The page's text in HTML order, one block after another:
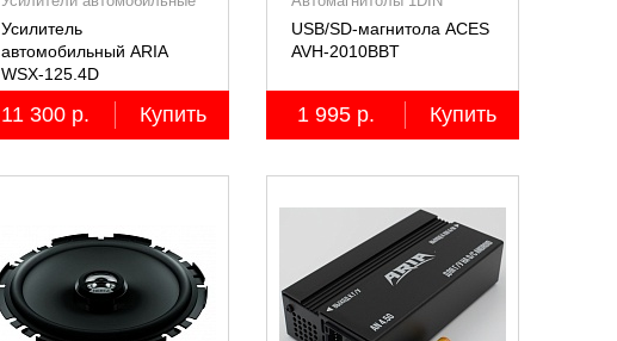
Усилитель
автомобильный ARIA
WSX-125.4D
четырёхканальный,
4х125Вт (4Ом)
11 300 р. Купить
USB/SD-магнитола ACES
AVH-2010BBT
1 995 р. Купить